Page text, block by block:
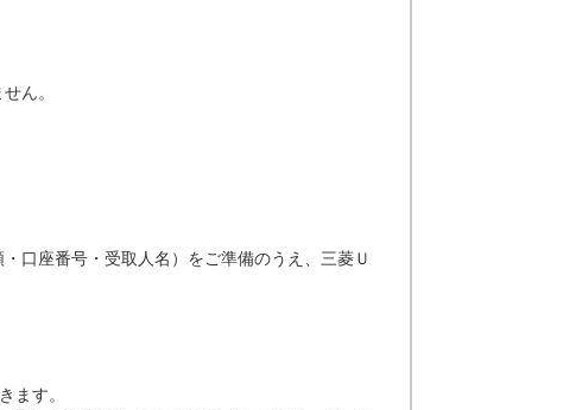
ん。
口座番号・受取人名）をご準備のうえ、三菱Ｕ
ます。